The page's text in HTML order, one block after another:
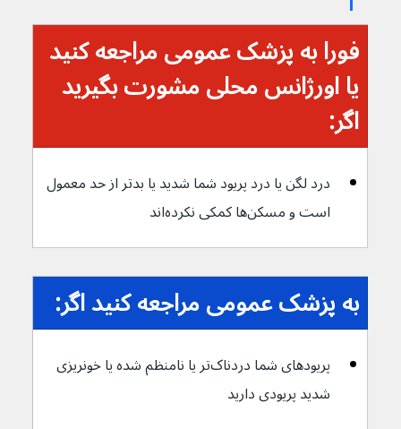
فورا به پزشک عمومی مراجعه کنید
یا اورژانس محلی مشورت بگیرید
اگر:
درد لگن یا درد پریود شما شدید یا بدتر از حد معمول
است و مسکن‌ها کمکی نکرده‌اند
به پزشک عمومی مراجعه کنید اگر:
پریودهای شما دردناک‌تر یا نامنظم شده یا خونریزی
شدید پریودی دارید